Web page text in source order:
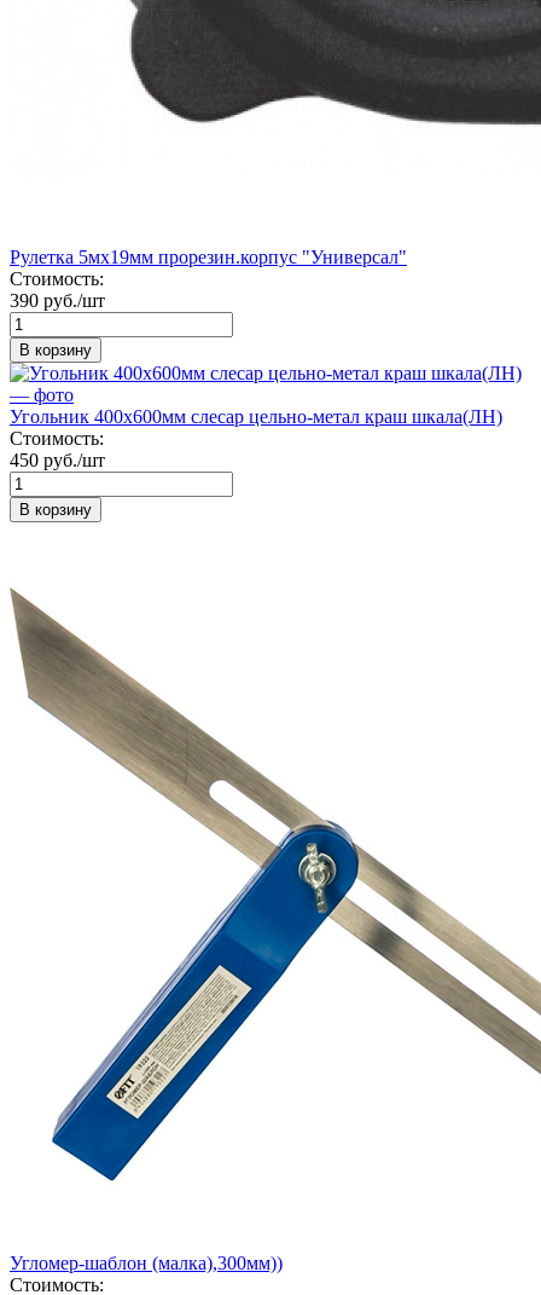
Рулетка 5мх19мм прорезин.корпус "Универсал"
Стоимость:
390 руб./шт
В корзину
Угольник 400х600мм слесар цельно-метал краш шкала(ЛН)
Стоимость:
450 руб./шт
В корзину
Угломер-шаблон (малка),300мм))
Стоимость: